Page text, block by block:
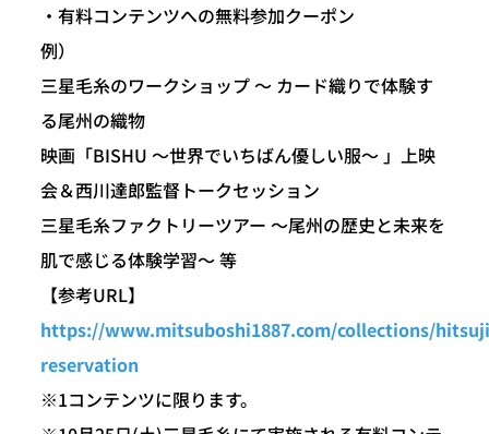
・有料コンテンツへの無料参加クーポン
例）
三星毛糸のワークショップ ～ カード織りで体験す
る尾州の織物
映画「BISHU ～世界でいちばん優しい服～ 」上映
会＆西川達郎監督トークセッション
三星毛糸ファクトリーツアー ～尾州の歴史と未来を
肌で感じる体験学習～ 等
【参考URL】
https://www.mitsuboshi1887.com/collections/
reservation
※1コンテンツに限ります。